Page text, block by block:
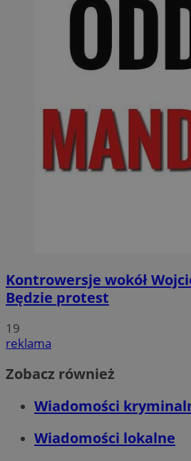
Kontrowersje wokół
Będzie protest
19
reklama
Zobacz również
Wiadomości
Wiadomości lokalne